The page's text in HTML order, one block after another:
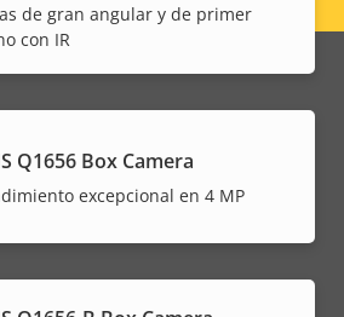
de gran angular y de primer
con IR
Q1656 Box Camera
excepcional en 4 MP